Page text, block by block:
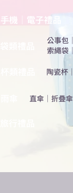
手機｜電子禮品
公事包 ｜
索繩袋 ｜
陶瓷杯 ｜
直傘 ｜ 折疊傘